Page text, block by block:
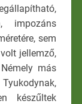
impozáns
sem
jellemző,
más
készűltek